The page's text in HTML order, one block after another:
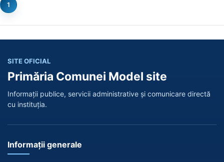
1
SITE OFICIAL
Primăria Comunei Model site
Informații publice, servicii administrative și comunicare directă
cu instituția.
Informații generale